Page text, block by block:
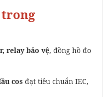
trong
relay bảo vệ, đồng hồ đo
cos đạt tiêu chuẩn IEC,